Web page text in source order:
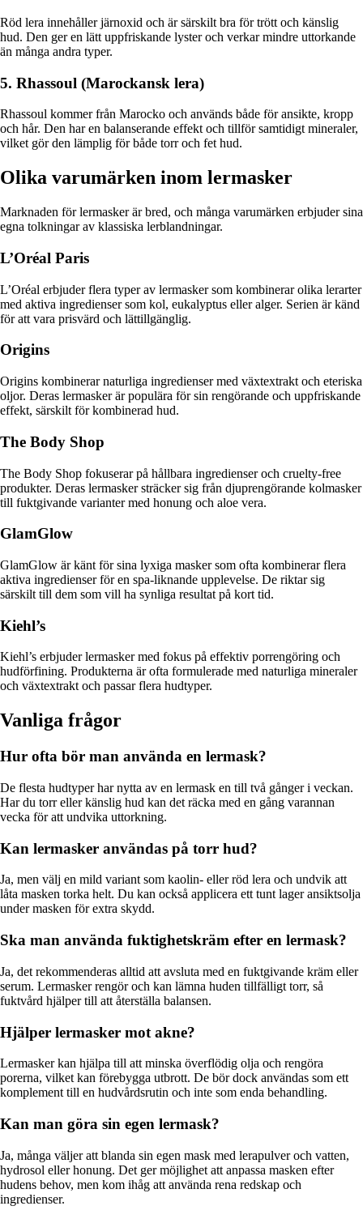
Röd lera innehåller järnoxid och är särskilt bra för trött och känslig
hud. Den ger en lätt uppfriskande lyster och verkar mindre uttorkande
än många andra typer.
5. Rhassoul (Marockansk lera)
Rhassoul kommer från Marocko och används både för ansikte, kropp
och hår. Den har en balanserande effekt och tillför samtidigt mineraler,
vilket gör den lämplig för både torr och fet hud.
Olika varumärken inom lermasker
Marknaden för lermasker är bred, och många varumärken erbjuder sina
egna tolkningar av klassiska lerblandningar.
L’Oréal Paris
L’Oréal erbjuder flera typer av lermasker som kombinerar olika lerarter
med aktiva ingredienser som kol, eukalyptus eller alger. Serien är känd
för att vara prisvärd och lättillgänglig.
Origins
Origins kombinerar naturliga ingredienser med växtextrakt och eteriska
oljor. Deras lermasker är populära för sin rengörande och uppfriskande
effekt, särskilt för kombinerad hud.
The Body Shop
The Body Shop fokuserar på hållbara ingredienser och cruelty-free
produkter. Deras lermasker sträcker sig från djuprengörande kolmasker
till fuktgivande varianter med honung och aloe vera.
GlamGlow
GlamGlow är känt för sina lyxiga masker som ofta kombinerar flera
aktiva ingredienser för en spa-liknande upplevelse. De riktar sig
särskilt till dem som vill ha synliga resultat på kort tid.
Kiehl’s
Kiehl’s erbjuder lermasker med fokus på effektiv porrengöring och
hudförfining. Produkterna är ofta formulerade med naturliga mineraler
och växtextrakt och passar flera hudtyper.
Vanliga frågor
Hur ofta bör man använda en lermask?
De flesta hudtyper har nytta av en lermask en till två gånger i veckan.
Har du torr eller känslig hud kan det räcka med en gång varannan
vecka för att undvika uttorkning.
Kan lermasker användas på torr hud?
Ja, men välj en mild variant som kaolin- eller röd lera och undvik att
låta masken torka helt. Du kan också applicera ett tunt lager ansiktsolja
under masken för extra skydd.
Ska man använda fuktighetskräm efter en lermask?
Ja, det rekommenderas alltid att avsluta med en fuktgivande kräm eller
serum. Lermasker rengör och kan lämna huden tillfälligt torr, så
fuktvård hjälper till att återställa balansen.
Hjälper lermasker mot akne?
Lermasker kan hjälpa till att minska överflödig olja och rengöra
porerna, vilket kan förebygga utbrott. De bör dock användas som ett
komplement till en hudvårdsrutin och inte som enda behandling.
Kan man göra sin egen lermask?
Ja, många väljer att blanda sin egen mask med lerapulver och vatten,
hydrosol eller honung. Det ger möjlighet att anpassa masken efter
hudens behov, men kom ihåg att använda rena redskap och
ingredienser.